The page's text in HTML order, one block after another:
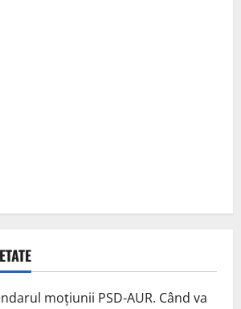
moțiunii PSD-AUR. Când va